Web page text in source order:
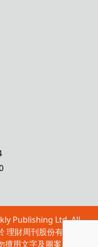
Publishing Ltd. All
財周刊股份有限公司
擅用文字及圖案